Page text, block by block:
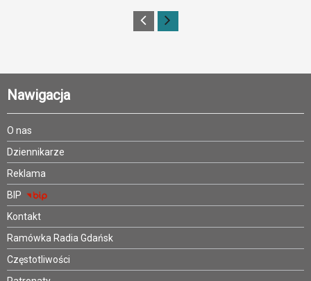
Nawigacja
O nas
Dziennikarze
Reklama
BIP
Kontakt
Ramówka Radia Gdańsk
Częstotliwości